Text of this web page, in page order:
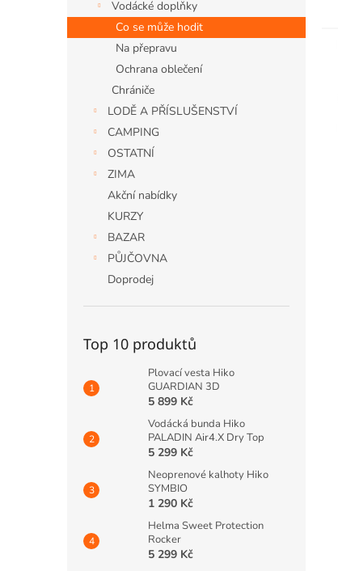
Vodácké doplňky
Co se může hodit
Na přepravu
Ochrana oblečení
Chrániče
LODĚ A PŘÍSLUŠENSTVÍ
CAMPING
OSTATNÍ
ZIMA
Akční nabídky
KURZY
BAZAR
PŮJČOVNA
Doprodej
Top 10 produktů
Plovací vesta Hiko
GUARDIAN 3D
5 899 Kč
Vodácká bunda Hiko
PALADIN Air4.X Dry Top
5 299 Kč
Neoprenové kalhoty Hiko
SYMBIO
1 290 Kč
Helma Sweet Protection
Rocker
5 299 Kč